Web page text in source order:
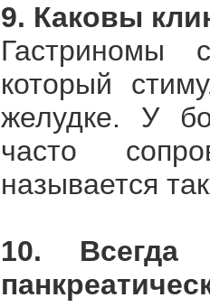
9. Каковы
Гастриномы
который
желудке. У
часто
называется
10. Всегда